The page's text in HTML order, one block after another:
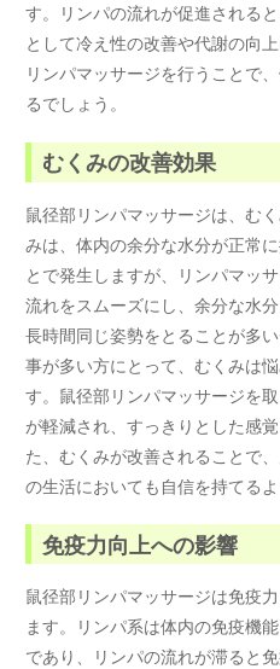
す。リンパの流れが促進される
として冷え性の改善や代謝の向
リンパマッサージを行うことで
るでしょう。
むくみの改善効果
鼠径部リンパマッサージは、む
みは、体内の余分な水分が正常
とで発生しますが、リンパマッ
流れをスムーズにし、余分な水
長時間同じ姿勢をとることが多
事が多い方にとって、むくみは
す。鼠径部リンパマッサージを
が軽減され、すっきりとした感
た、むくみが改善されることで
の生活においても自信を持てるよ
免疫力向上への影響
鼠径部リンパマッサージは免疫
ます。リンパ系は体内の免疫機
であり、リンパの流れが滞ると